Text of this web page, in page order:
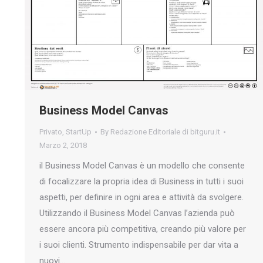
Business Model Canvas
Privato, StartUp By Redazione Editoriale di bitguru.it
Marzo 2, 2018
il Business Model Canvas è un modello che consente
di focalizzare la propria idea di Business in tutti i suoi
aspetti, per definire in ogni area e attività da svolgere.
Utilizzando il Business Model Canvas l’azienda può
essere ancora più competitiva, creando più valore per
i suoi clienti. Strumento indispensabile per dar vita a
nuovi…